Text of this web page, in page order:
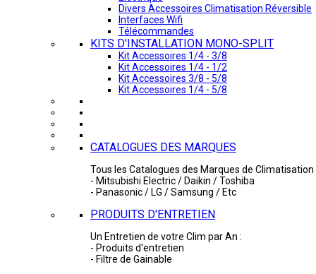
Divers Accessoires Climatisation Réversible
Interfaces Wifi
Télécommandes
KITS D'INSTALLATION MONO-SPLIT
Kit Accessoires 1/4 - 3/8
Kit Accessoires 1/4 - 1/2
Kit Accessoires 3/8 - 5/8
Kit Accessoires 1/4 - 5/8
CATALOGUES DES MARQUES
Tous les Catalogues des Marques de Climatisation
- Mitsubishi Electric / Daikin / Toshiba
- Panasonic / LG / Samsung / Etc
PRODUITS D'ENTRETIEN
Un Entretien de votre Clim par An :
- Produits d'entretien
- Filtre de Gainable